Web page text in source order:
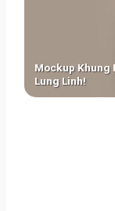
Mockup Khung
Lung Linh!